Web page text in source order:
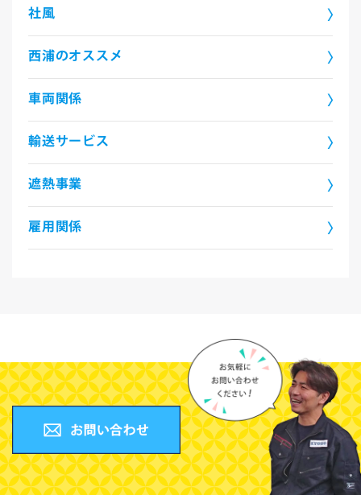
社風
西浦のオススメ
車両関係
輸送サービス
遮熱事業
雇用関係